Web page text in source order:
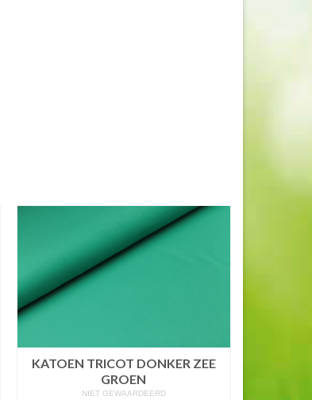
KATOEN TRICOT DONKER ZEE
GROEN
NIET GEWAARDEERD